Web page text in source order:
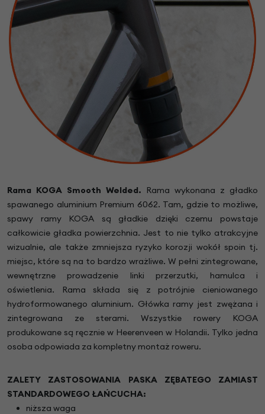
Rama KOGA Smooth Welded.
Rama wykonana z gładko
spawanego aluminium Premium 6062. Tam, gdzie to możliwe,
spawy ramy KOGA są gładkie dzięki czemu powstaje
całkowicie gładka powierzchnia. Jest to nie tylko atrakcyjne
wizualnie, ale także zmniejsza ryzyko korozji wokół spoin tj.
miejsc, które są na to bardzo wrażliwe. W pełni zintegrowane,
wewnętrzne prowadzenie linki przerzutki, hamulca i
oświetlenia. Rama składa się z potrójnie cieniowanego
hydroformowanego aluminium. Główka ramy jest zwężana i
zintegrowana ze sterami. Wszystkie rowery KOGA
produkowane są ręcznie w Heerenveen w Holandii. Tylko jedna
osoba odpowiada za kompletny montaż roweru.
ZALETY ZASTOSOWANIA PASKA ZĘBATEGO ZAMIAST
STANDARDOWEGO ŁAŃCUCHA:
niższa waga